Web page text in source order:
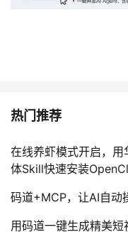
热门推荐
在线养虾模式开启，
体Skill快速安装
码道+MCP，让AI自动
用码道一键生成精美短